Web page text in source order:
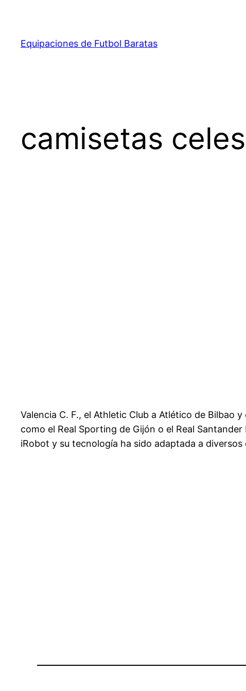
contenido
Equipaciones de Futbol Baratas
camisetas
Valencia C. F., el Athletic Club a Atlético de Bilbao
como el Real Sporting de Gijón o el Real
iRobot y su tecnología ha sido adaptada a